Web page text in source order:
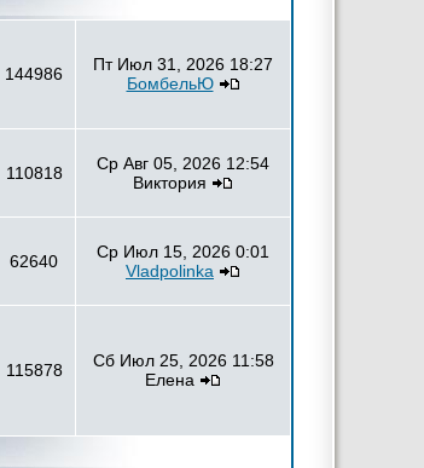
144986
Пт Июл 31, 2026 18:27
БомбельЮ
110818
Ср Авг 05, 2026 12:54
Виктория
62640
Ср Июл 15, 2026 0:01
Vladpolinka
115878
Сб Июл 25, 2026 11:58
Елена